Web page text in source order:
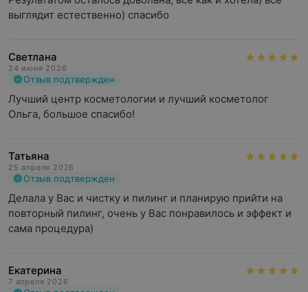
выглядит естественно) спасибо
Светлана
24 июня 2026
Отзыв подтвержден
Лучший центр косметологии и лучший косметолог
Ольга, большое спасибо!
Татьяна
25 апреля 2026
Отзыв подтвержден
Делала у Вас и чистку и пилинг и планирую прийти на
повторный пилинг, очень у Вас понравилось и эффект и
сама процедура)
Екатерина
7 апреля 2026